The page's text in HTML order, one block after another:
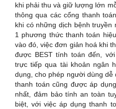
khi phải thu và giữ lượng lớn
thông qua các cổng thanh
khi có những dịch bệnh truyền
1 phương thức thanh toán
vào đó, việc đơn giản hoá khi
được BEST tính toán đến,
trực tiếp qua tài khoản ngân
dụng, cho phép người dùng
thanh toán cũng được áp
nhất, đảm bảo tính an toàn
biệt, với việc áp dụng thanh